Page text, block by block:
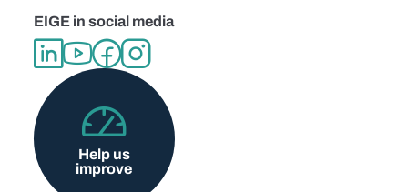
EIGE in social media
Help us
improve